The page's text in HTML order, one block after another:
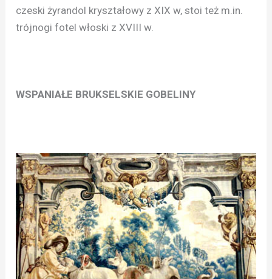
czeski żyrandol kryształowy z XIX w, stoi też m.in.
trójnogi fotel włoski z XVIII w.
WSPANIAŁE BRUKSELSKIE GOBELINY